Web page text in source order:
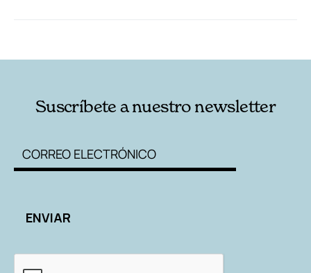
Suscríbete a nuestro newsletter